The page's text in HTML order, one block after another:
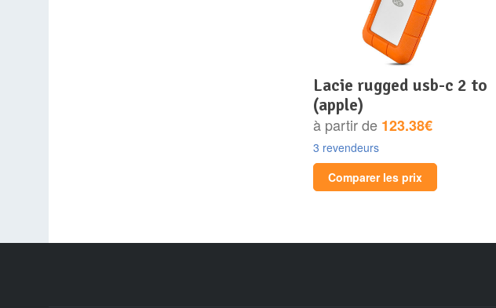
lacie rugged usb-c 2 to
(apple)
à partir de 123.38€
3 revendeurs
Comparer les prix